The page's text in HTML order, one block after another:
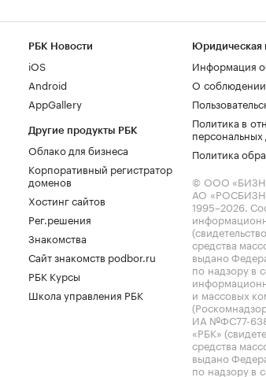
РБК Новости
iOS
Android
AppGallery
Другие продукты РБК
Облако для бизнеса
Корпоративный регистратор
доменов
Хостинг сайтов
Рег.решения
Знакомства
Сайт знакомств podbor.ru
РБК Курсы
Школа управления РБК
Юридическая
Информация
О соблюдении
Политика в
Политика
© ООО
АО
1995–2026.
средства
выдано
по надзору в
и массовых
ИА №ФС77-
«РБК»
средства
выдано
по надзору в